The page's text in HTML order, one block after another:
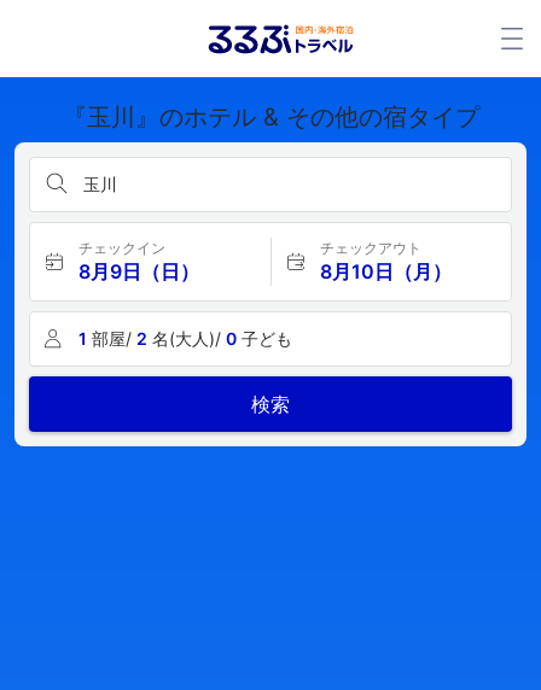
『玉川』のホテル & その他の宿タイプ
玉川
チェックイン
8月9日（日）
チェックアウト
8月10日（月）
1 部屋/ 2 名(大人)/ 0 子ども
検索